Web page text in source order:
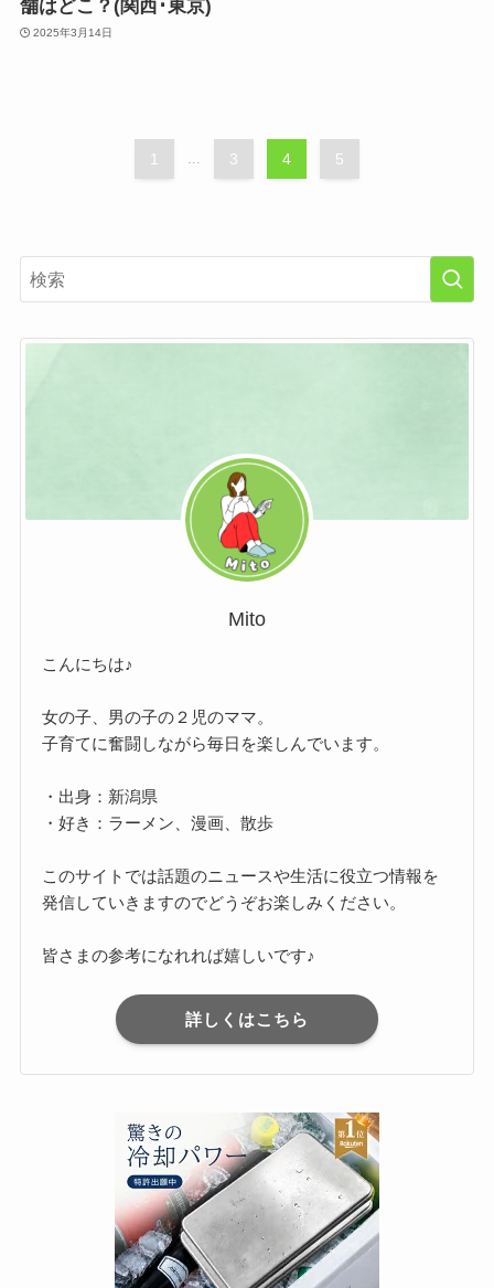
舗はどこ？(関西･東京)
2025年3月14日
1 3 4 5
Mito
こんにちは♪
女の子、男の子の２児のママ。
子育てに奮闘しながら毎日を楽しんでいます。
・出身：新潟県
・好き：ラーメン、漫画、散歩
このサイトでは話題のニュースや生活に役立つ情報を
発信していきますのでどうぞお楽しみください。
皆さまの参考になれれば嬉しいです♪
詳しくはこちら